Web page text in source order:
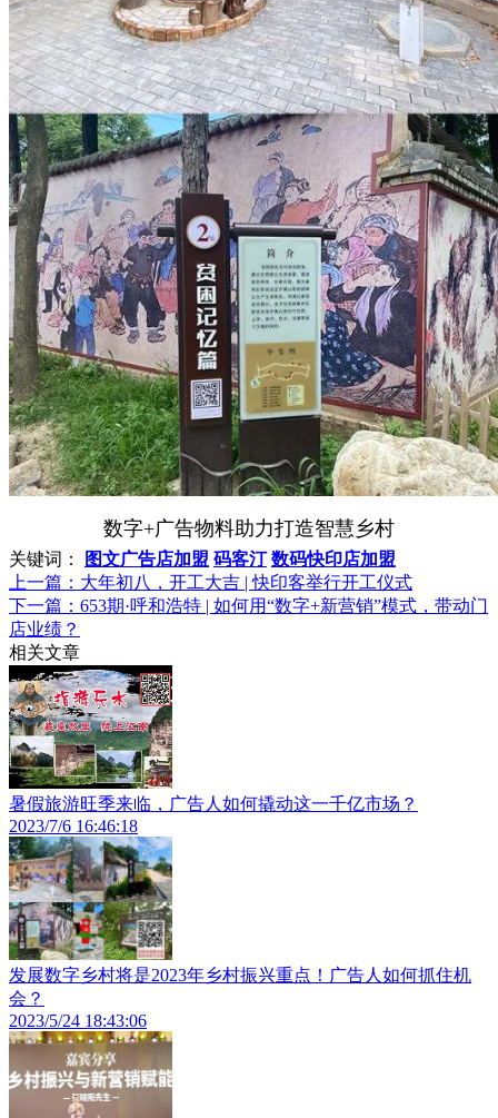
数字+广告物料助力打造智慧乡村
关键词： 图文广告店加盟 码客汀 数码快印店加盟
上一篇： 大年初八，开工大吉 | 快印客举行开工仪式
下一篇： 653期·呼和浩特 | 如何用“数字+新营销”模式，带动门
店业绩？
相关文章
暑假旅游旺季来临，广告人如何撬动这一千亿市场？
2023/7/6 16:46:18
发展数字乡村将是2023年乡村振兴重点！广告人如何抓住机
会？
2023/5/24 18:43:06